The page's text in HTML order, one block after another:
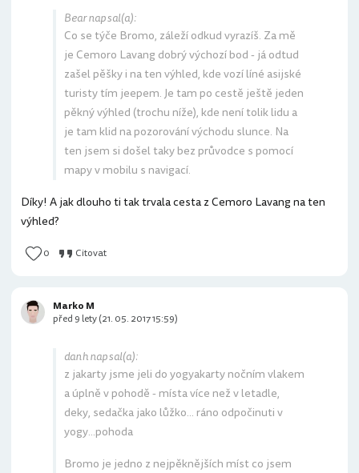
Bear napsal(a):
Co se týče Bromo, záleží odkud vyrazíš. Za mě
je Cemoro Lavang dobrý výchozí bod - já odtud
zašel pěšky i na ten výhled, kde vozí líné asijské
turisty tím jeepem. Je tam po cestě ještě jeden
pěkný výhled (trochu níže), kde není tolik lidu a
je tam klid na pozorování východu slunce. Na
ten jsem si došel taky bez průvodce s pomocí
mapy v mobilu s navigací.
Díky! A jak dlouho ti tak trvala cesta z Cemoro Lavang na ten
výhled?
0 Citovat
danh napsal(a):
z jakarty jsme jeli do yogyakarty nočním vlakem
a úplně v pohodě - místa více než v letadle,
deky, sedačka jako lůžko... ráno odpočinuti v
yogy...pohoda
Bromo je jedno z nejpěknějších míst co jsem
Marko M
před 9 lety (21. 05. 2017 15:59)